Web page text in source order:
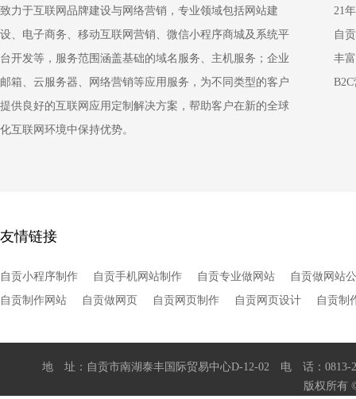
致力于互联网品牌建设与网络营销，专业领域包括网站建
设、电子商务、移动互联网营销、微信小程序商城及系统平
台开发等，服务范围涵盖基础的域名服务、主机服务；企业
邮箱、云服务器、网络营销等应用服务，为不同类型的客户
提供良好的互联网应用定制解决方案，帮助客户在新的全球
化互联网环境中保持优势。
21
自
丰
友情链接
自贡小程序制作 自贡手机网站制作 自贡专业做网站
自贡做网站
自贡制作网站
自贡做网页 自贡网页制作 自贡网页设计 自贡制
地 址：自贡市南湖泰丰国际贸易中心D-12-02 电 话：
版权所有